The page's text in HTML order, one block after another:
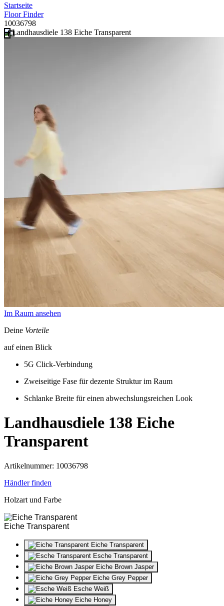
Startseite
Floor Finder
10036798
Im Raum ansehen
Deine Vorteile
auf einen Blick
5G Click-Verbindung
Zweiseitige Fase für dezente Struktur im Raum
Schlanke Breite für einen abwechslungsreichen Look
Landhausdiele 138 Eiche
Transparent
Artikelnummer: 10036798
Händler finden
Holzart und Farbe
Eiche Transparent
Eiche Transparent
Esche Transparent
Eiche Brown Jasper
Eiche Grey Pepper
Esche Weiß
Eiche Honey